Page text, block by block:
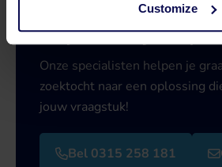
Customize
Heb je een vraag of hulp
Onze specialisten helpen je
zoektocht naar een oplossing
jouw vraagstuk!
Bel 0315 258 181